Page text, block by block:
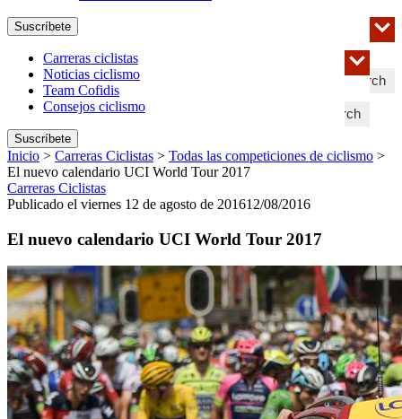
Search
Suscríbete
Search
Carreras ciclistas
Noticias ciclismo
Team Cofidis
Consejos ciclismo
Suscríbete
Inicio > Carreras Ciclistas > Todas las competiciones de ciclismo >
El nuevo calendario UCI World Tour 2017
Carreras Ciclistas
Publicado el viernes 12 de agosto de 201612/08/2016
El nuevo calendario UCI World Tour 2017